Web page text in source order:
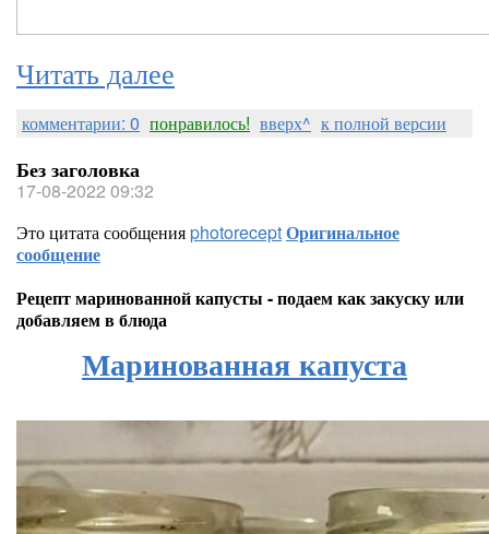
Читать далее
комментарии: 0 понравилось! вверх^ к полной версии
Без заголовка
17-08-2022 09:32
Это цитата сообщенияphotoreceptОригинальное
сообщение
Рецепт маринованной капусты - подаем как закуску или
добавляем в блюда
Маринованная капуста